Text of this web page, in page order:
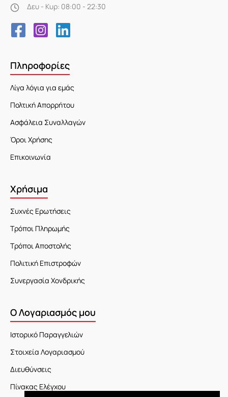
Δευ - Κυρ: 08:00 - 22:30
Πληροφορίες
Λίγα λόγια για εμάς
Πολτική Απορρήτου
Ασφάλεια Συναλλαγών
Όροι Χρήσης
Επικοινωνία
Χρήσιμα
Συχνές Ερωτήσεις
Τρόποι Πληρωμής
Τρόποι Αποστολής
Πολιτική Επιστροφών
Συνεργασία Χονδρικής
Ο Λογαριασμός μου
Ιστορικό Παραγγελιών
Στοιχεία Λογαριασμού
Διευθύνσεις
Πίνακας Ελέγχου